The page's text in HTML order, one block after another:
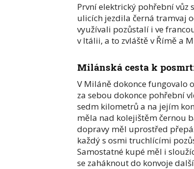
První elektrický pohřební vůz
ulicích jezdila černá tramvaj
využívali pozůstalí i ve
v Itálii, a to zvláště v Římě a
Milánská cesta k
V Miláně dokonce fungovalo
za sebou dokonce pohřební
sedm kilometrů a na jejím
měla nad kolejištěm černou
dopravy měl uprostřed
každý s osmi truchlícími
Samostatné kupé měl i
se zaháknout do konvoje